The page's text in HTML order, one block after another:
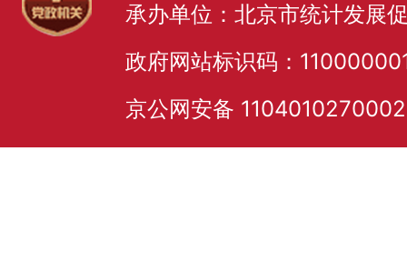
承办单位：北京市统计发展
政府网站标识码：
京公网安备